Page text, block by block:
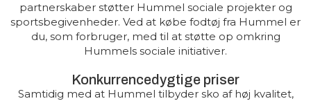
partnerskaber støtter Hummel sociale projekter og
sportsbegivenheder. Ved at købe fodtøj fra Hummel er
du, som forbruger, med til at støtte op omkring
Hummels sociale initiativer.
Konkurrencedygtige priser
Samtidig med at Hummel tilbyder sko af høj kvalitet,